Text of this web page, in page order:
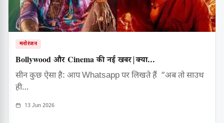
मनोरंजन
Bollywood और Cinema की नई खबर|क्या...
सीन कुछ ऐसा है: आप Whatsapp पर लिखते हैं “अब तो साउथ
ही…
13 Jun 2026